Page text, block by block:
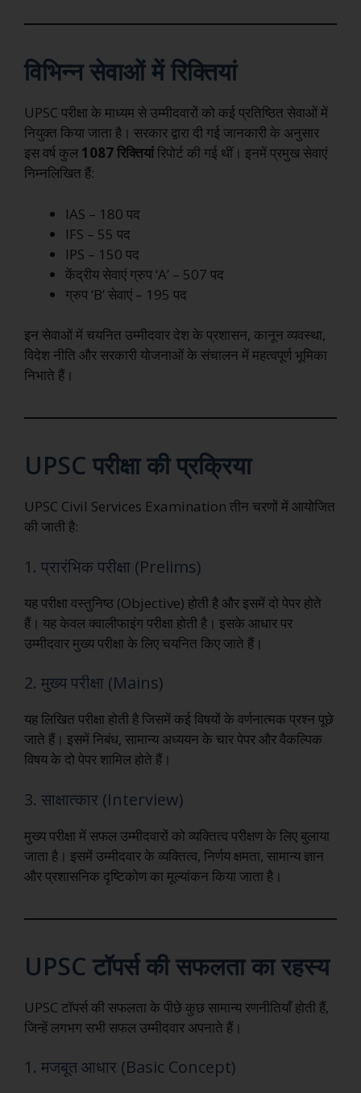
विभिन्न सेवाओं में रिक्तियां
UPSC परीक्षा के माध्यम से उम्मीदवारों को कई प्रतिष्ठित सेवाओं में
नियुक्त किया जाता है। सरकार द्वारा दी गई जानकारी के अनुसार
इस वर्ष कुल 1087 रिक्तियांरिपोर्ट की गई थीं। इनमें प्रमुख सेवाएं
निम्नलिखित हैं:
IAS – 180 पद
IFS – 55 पद
IPS – 150 पद
केंद्रीय सेवाएं ग्रुप ‘A’ – 507 पद
ग्रुप ‘B’ सेवाएं – 195 पद
इन सेवाओं में चयनित उम्मीदवार देश के प्रशासन, कानून व्यवस्था,
विदेश नीति और सरकारी योजनाओं के संचालन में महत्वपूर्ण भूमिका
निभाते हैं।
UPSC परीक्षा की प्रक्रिया
UPSC Civil Services Examination तीन चरणों में आयोजित
की जाती है:
1. प्रारंभिक परीक्षा (Prelims)
यह परीक्षा वस्तुनिष्ठ (Objective) होती है और इसमें दो पेपर होते
हैं। यह केवल क्वालीफाइंग परीक्षा होती है। इसके आधार पर
उम्मीदवार मुख्य परीक्षा के लिए चयनित किए जाते हैं।
2. मुख्य परीक्षा (Mains)
यह लिखित परीक्षा होती है जिसमें कई विषयों के वर्णनात्मक प्रश्न पूछे
जाते हैं। इसमें निबंध, सामान्य अध्ययन के चार पेपर और वैकल्पिक
विषय के दो पेपर शामिल होते हैं।
3. साक्षात्कार (Interview)
मुख्य परीक्षा में सफल उम्मीदवारों को व्यक्तित्व परीक्षण के लिए बुलाया
जाता है। इसमें उम्मीदवार के व्यक्तित्व, निर्णय क्षमता, सामान्य ज्ञान
और प्रशासनिक दृष्टिकोण का मूल्यांकन किया जाता है।
UPSC टॉपर्स की सफलता का रहस्य
UPSC टॉपर्स की सफलता के पीछे कुछ सामान्य रणनीतियाँ होती हैं,
जिन्हें लगभग सभी सफल उम्मीदवार अपनाते हैं।
1. मजबूत आधार (Basic Concept)